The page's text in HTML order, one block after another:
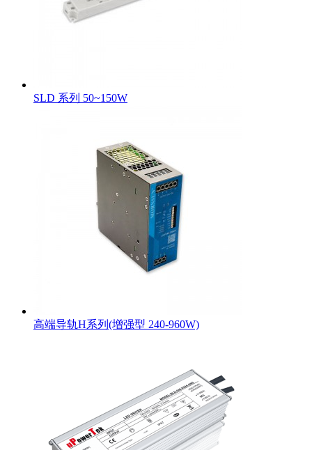
SLD 系列 50~150W
高端导轨H系列(增强型 240-960W)